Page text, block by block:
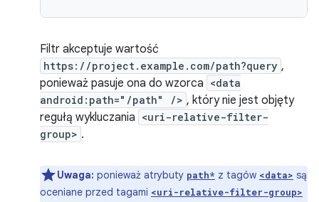
Filtr akceptuje wartość
https://project.example.com/path?query ,
ponieważ pasuje ona do wzorca <data
android:path="/path" /> , który nie jest objęty
regułą wykluczania <uri-relative-filter-
group> .
Uwaga: ponieważ atrybuty path* z tagów <data> są
oceniane przed tagami <uri-relative-filter-group>